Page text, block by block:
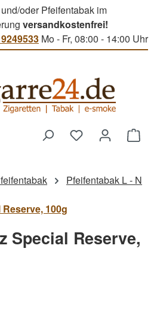
oder Pfeifentabak im
versandkostenfrei!
Mo - Fr, 08:00 - 14:00 Uhr
Du hast 0
Pfeifentabak L - N
100g
Special Reserve,